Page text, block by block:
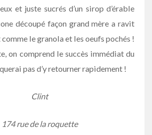
et juste sucrés d’un sirop d’érable
découpé façon grand mère a ravit
le granola et les oeufs pochés !
on comprend le succès immédiat du
pas d’y retourner rapidement !
Clint
174 rue de la roquette